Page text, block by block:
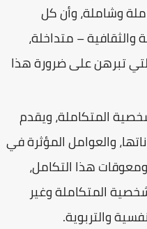
وشاملة، وأن كل
والثقافية – متداخلة،
تبرهن على ضرورة هذا
المتكاملة، ويقدم
والعوامل المؤثرة في
هذا التكامل،
المتكاملة وغير
والتربوية.